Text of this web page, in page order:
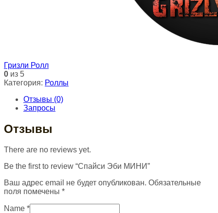
Гризли Ролл
0 из 5
Категория: Роллы
Отзывы (0)
Запросы
Отзывы
There are no reviews yet.
Be the first to review “Спайси Эби МИНИ”
Ваш адрес email не будет опубликован. Обязательные
поля помечены *
Name *